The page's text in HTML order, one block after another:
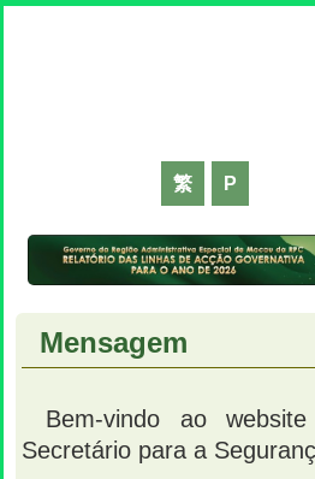
繁 P
Mensagem
Bem-vindo ao
Secretário para a